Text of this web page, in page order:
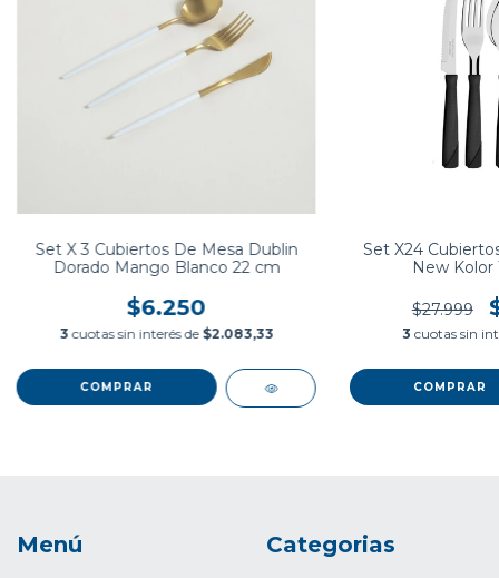
Set X 3 Cubiertos De Mesa Dublin
Dorado Mango Blanco 22 cm
$6.250
3 cuotas sin interés de $2.083,33
Set X24
New
$27.999
3 cuotas sin
Menú Categorias